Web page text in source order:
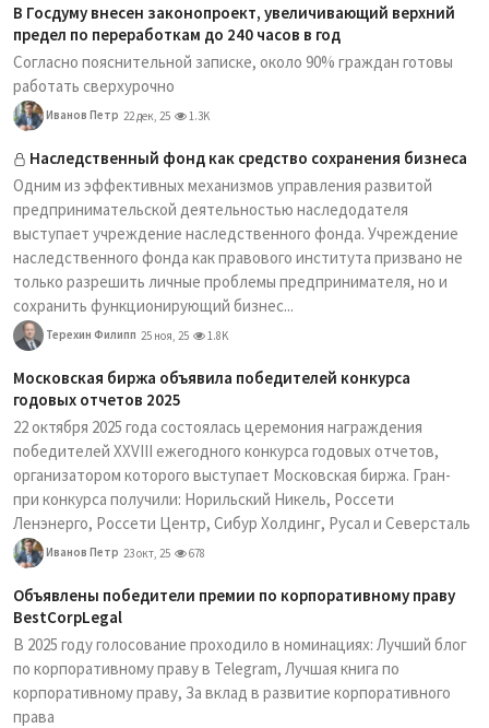
В Госдуму внесен законопроект, увеличивающий верхний
предел по переработкам до 240 часов в год
Согласно пояснительной записке, около 90% граждан готовы
работать сверхурочно
Иванов Петр 22 дек, 25 1.3K
Наследственный фонд как средство сохранения бизнеса
Одним из эффективных механизмов управления развитой
предпринимательской деятельностью наследодателя
выступает учреждение наследственного фонда. Учреждение
наследственного фонда как правового института призвано не
только разрешить личные проблемы предпринимателя, но и
сохранить функционирующий бизнес...
Терехин Филипп 25 ноя, 25 1.8K
Московская биржа объявила победителей конкурса
годовых отчетов 2025
22 октября 2025 года состоялась церемония награждения
победителей XXVIII ежегодного конкурса годовых отчетов,
организатором которого выступает Московская биржа. Гран-
при конкурса получили: Норильский Никель, Россети
Ленэнерго, Россети Центр, Сибур Холдинг, Русал и Северсталь
Иванов Петр 23 окт, 25 678
Объявлены победители премии по корпоративному праву
BestCorpLegal
В 2025 году голосование проходило в номинациях: Лучший блог
по корпоративному праву в Telegram, Лучшая книга по
корпоративному праву, За вклад в развитие корпоративного
права